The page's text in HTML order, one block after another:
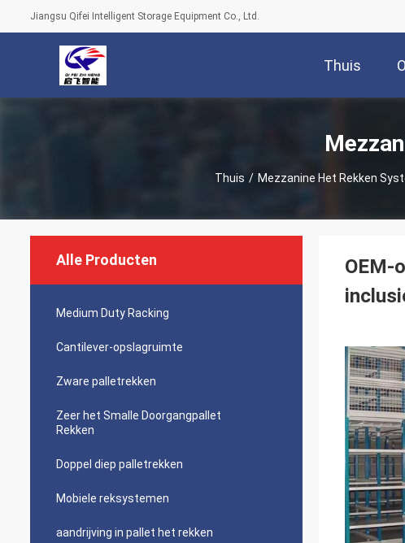
Jiangsu Qifei Intelligent Storage Equipment Co., Ltd.
Thuis
Thuis / Mezzanine Het Rekken
Alle Producten
Medium Duty Racking
Cantilever-opslagruimte
Zware palletrekken
Zeer het Smalle Doorgangpallet
Rekken
Doppel diep palletrekken
Mobiele reksystemen
aandrijving in pallet het rekken
OEM-